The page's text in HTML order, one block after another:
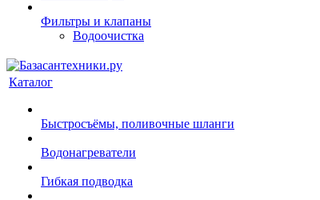
Фильтры и клапаны
Водоочистка
Каталог
Быстросъёмы, поливочные шланги
Водонагреватели
Гибкая подводка